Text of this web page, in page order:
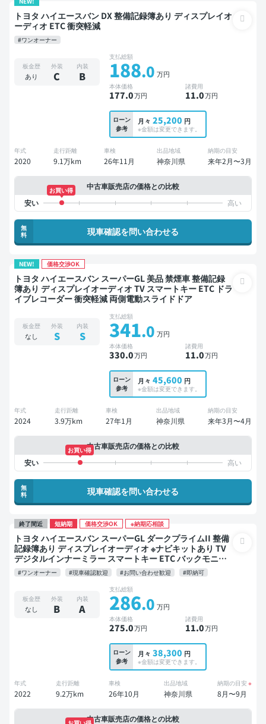
トヨタ ハイエースバン DX 整備記録簿あり ディスプレイオ
ーディオ ETC 衝突軽減
#ワンオーナー
板金歴
あり
外装
C
内装
B
支払総額
188.0 万円
本体価格
177.0万円
諸費用
11.0万円
ローン
参考
月々 25,200 円
※金額は変更できます。
年式
2020
走行距離
9.1万km
車検
26年11月
出品地域
神奈川県
納期の目安
来年2月〜3月
中古車販売店の価格との比較
お買い得
無
料
現車確認を問い合わせる
NEW! 価格交渉OK
トヨタ ハイエースバン スーパーGL 美品 禁煙車 整備記録
簿あり ディスプレイオーディオ TV スマートキー ETC ドラ
イブレコーダー 衝突軽減 両側電動スライドドア
板金歴
なし
外装
S
内装
S
支払総額
341.0 万円
本体価格
330.0万円
諸費用
11.0万円
ローン
参考
月々 45,600 円
※金額は変更できます。
年式
2024
走行距離
3.9万km
車検
27年1月
出品地域
神奈川県
納期の目安
来年3月〜4月
中古車販売店の価格との比較
お買い得
無
料
現車確認を問い合わせる
終了間近 短納期 価格交渉OK ※納期応相談
トヨタ ハイエースバン スーパーGL ダークプライムII 整備
記録簿あり ディスプレイオーディオ ※ナビキットあり TV
デジタルインナーミラー スマートキー ETC バックモニタ
ー ドライブレコーダー 衝突軽減
#ワンオーナー #現車確認歓迎 #お問い合わせ歓迎 #即納可
板金歴
なし
外装
B
内装
A
支払総額
286.0 万円
本体価格
275.0万円
諸費用
11.0万円
ローン
参考
月々 38,300 円
※金額は変更できます。
年式
2022
走行距離
9.2万km
車検
26年10月
出品地域
神奈川県
納期の目安 ※
8月〜9月
中古車販売店の価格との比較